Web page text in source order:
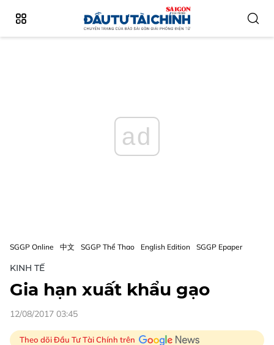
ad
SGGP Online 中文 SGGP Thể Thao English Edition SGGP Epaper
KINH TẾ
Gia hạn xuất khẩu gạo
12/08/2017 03:45
Theo dõi Đầu Tư Tài Chính trên